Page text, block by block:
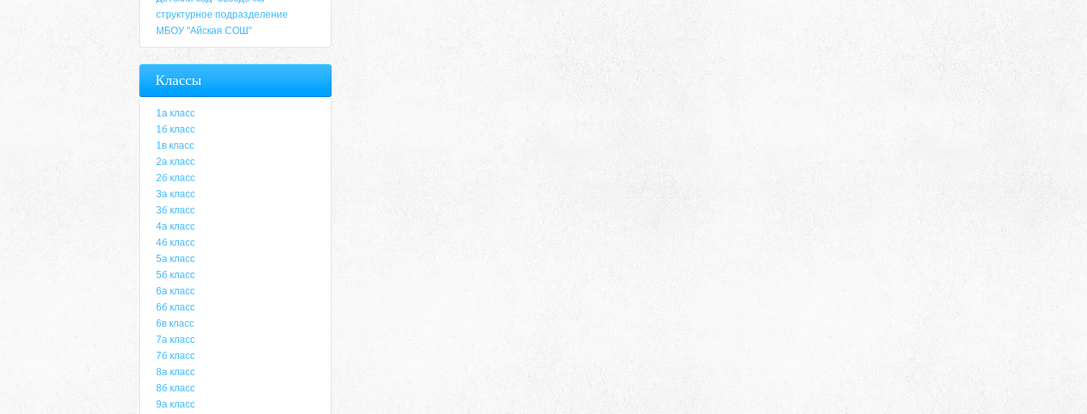
структурное подразделение
МБОУ "Айская СОШ"
Классы
1а класс
1б класс
1в класс
2а класс
2б класс
3а класс
3б класс
4а класс
4б класс
5а класс
5б класс
6а класс
6б класс
6в класс
7а класс
7б класс
8а класс
8б класс
9а класс